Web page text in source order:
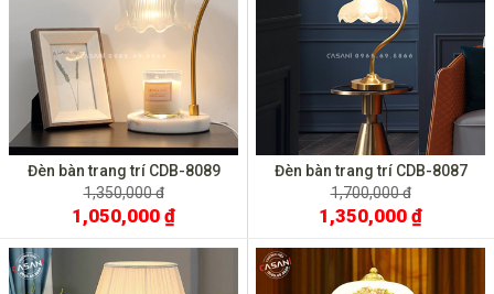
Đèn bàn trang trí CDB-8089
1,350,000 đ
1,050,000 ₫
Đèn bàn trang trí CDB-8087
1,700,000 đ
1,350,000 ₫